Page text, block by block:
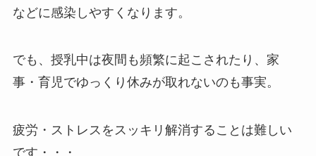
などに感染しやすくなります。
でも、授乳中は夜間も頻繁に起こされたり、家
事・育児でゆっくり休みが取れないのも事実。
疲労・ストレスをスッキリ解消することは難しい
です・・・